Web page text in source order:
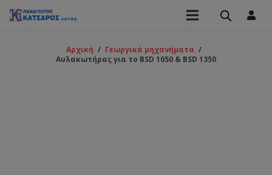
Αρχική / Γεωργικά μηχανήματα /
Αυλακωτήρας για το BSD 1050 & BSD 1350